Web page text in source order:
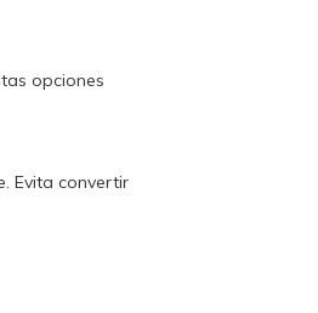
opciones
Evita convertir